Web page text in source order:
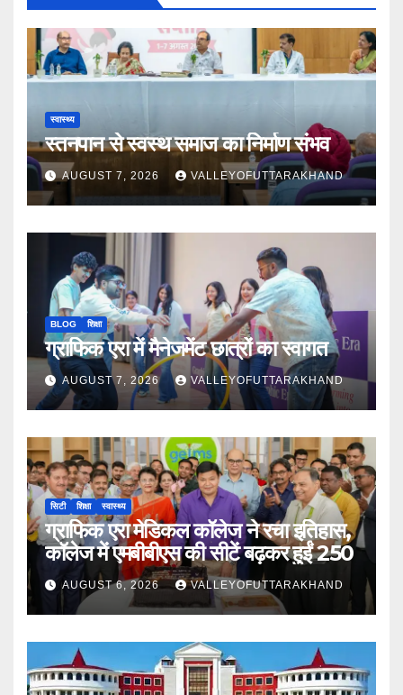
स्वास्थ्य
स्तनपान से स्वस्थ समाज का निर्माण संभव
AUGUST 7, 2026 VALLEYOFUTTARAKHAND
BLOG शिक्षा
ग्राफिक एरा में मैनेजमेंट छात्रों का स्वागत
AUGUST 7, 2026 VALLEYOFUTTARAKHAND
सिटी शिक्षा स्वास्थ्य
ग्राफिक एरा मेडिकल कॉलेज ने रचा इतिहास,
कॉलेज में एमबीबीएस की सीटें बढ़कर हुईं 250
AUGUST 6, 2026 VALLEYOFUTTARAKHAND